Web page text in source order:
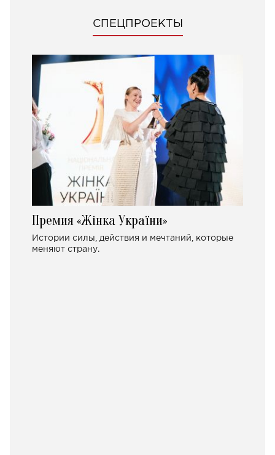
СПЕЦПРОЕКТЫ
Премия «Жінка України»
Истории силы, действия и мечтаний, которые
меняют страну.